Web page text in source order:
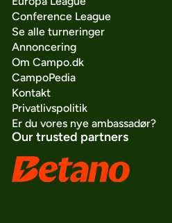
Conference League
Se alle turneringer
Annoncering
Om Campo.dk
CampoPedia
Kontakt
Privatlivspolitik
Er du vores nye ambassadør?
Our trusted partners